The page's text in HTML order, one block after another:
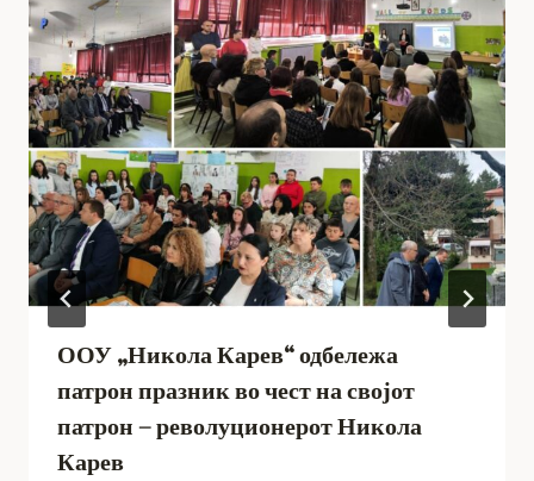
ООУ „Никола Карев“ одбележа
патрон празник во чест на својот
патрон – револуционерот Никола
Карев